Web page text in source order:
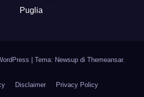
Puglia
Tema: Newsup di Themeansar.
Disclaimer Privacy Policy